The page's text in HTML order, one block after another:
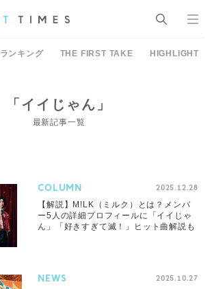
ランキング THE FIRST TAKE HIGHLIGHT
「イイじゃん」
最新記事一覧
COLUMN 2025.12.28
【解説】M!LK（ミルク）とは？メンバ
ー5人の詳細プロフィールに「イイじゃ
ん」「好きすぎて滅！」ヒット曲解説も
NEWS 2025.10.27